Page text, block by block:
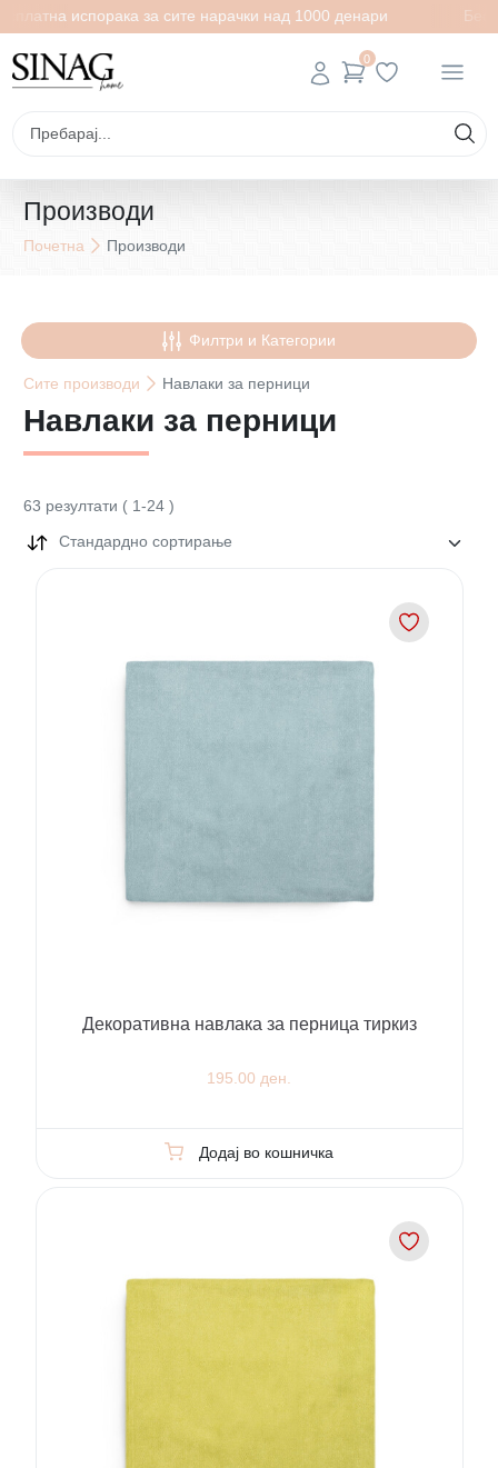
испорака за сите нарачки над 1000 денари
0
Производи
Почетна Производи
Филтри и Категории
Сите производи Навлаки за перници
Навлаки за перници
63 резултати ( 1-24 )
Стандардно сортирање
Декоративна навлака за перница тиркиз
195.00 ден.
Додај во кошничка